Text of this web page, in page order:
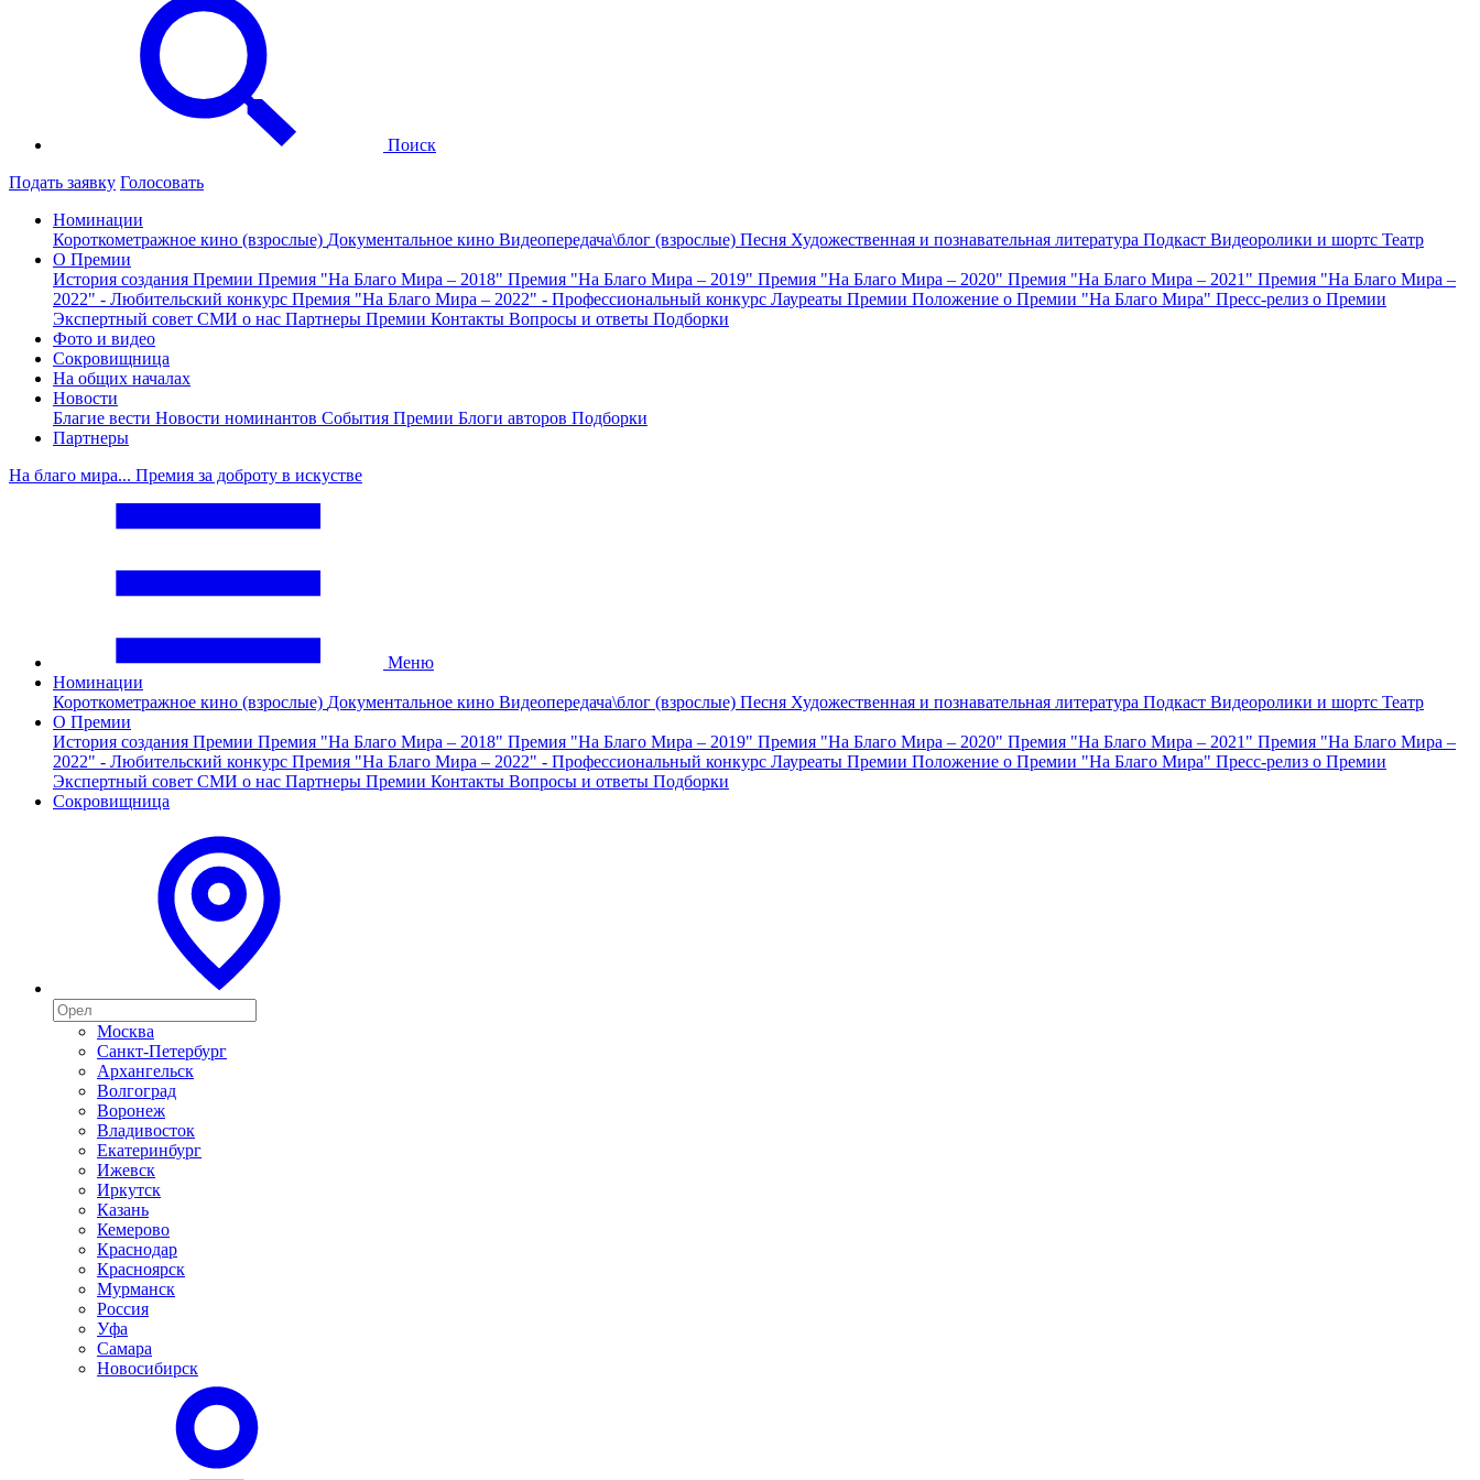
Поиск
Подать заявку Голосовать
Номинации
Короткометражное кино (взрослые) Документальное кино Видеопередача\блог (взрослые) Песня Художественная и познавательная литература Подкаст Видеоролики и шортс Театр
О Премии
История создания Премии Премия "На Благо Мира – 2018" Премия "На Благо Мира – 2019" Премия "На Благо Мира – 2020" Премия "На Благо Мира – 2021" Премия "На Благо Мира –
2022" - Любительский конкурс Премия "На Благо Мира – 2022" - Профессиональный конкурс Лауреаты Премии Положение о Премии "На Благо Мира" Пресс-релиз о Премии
Экспертный совет СМИ о нас Партнеры Премии Контакты Вопросы и ответы Подборки
Фото и видео
Сокровищница
На общих началах
Новости
Благие вести Новости номинантов События Премии Блоги авторов Подборки
Партнеры
На благо мира... Премия за доброту в искустве
Меню
Номинации
Короткометражное кино (взрослые) Документальное кино Видеопередача\блог (взрослые) Песня Художественная и познавательная литература Подкаст Видеоролики и шортс Театр
О Премии
История создания Премии Премия "На Благо Мира – 2018" Премия "На Благо Мира – 2019" Премия "На Благо Мира – 2020" Премия "На Благо Мира – 2021" Премия "На Благо Мира –
2022" - Любительский конкурс Премия "На Благо Мира – 2022" - Профессиональный конкурс Лауреаты Премии Положение о Премии "На Благо Мира" Пресс-релиз о Премии
Экспертный совет СМИ о нас Партнеры Премии Контакты Вопросы и ответы Подборки
Сокровищница
Москва
Санкт-Петербург
Архангельск
Волгоград
Воронеж
Владивосток
Екатеринбург
Ижевск
Иркутск
Казань
Кемерово
Краснодар
Красноярск
Мурманск
Россия
Уфа
Самара
Новосибирск